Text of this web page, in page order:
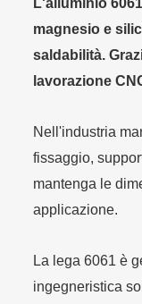
L'alluminio
magnesio e
saldabilità.
lavorazione
Nell'industria
fissaggio,
mantenga le
applicazione.
La lega 6061 è
ingegneristica